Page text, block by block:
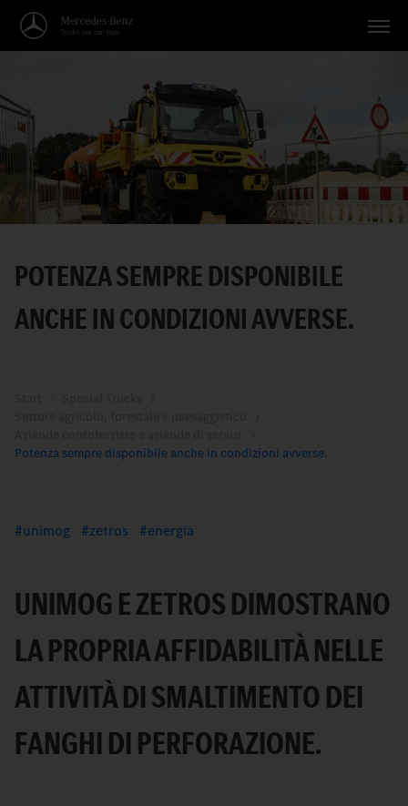
Applicazioni
Temi
Servizio
Italiano
POTENZA SEMPRE DISPONIBILE
ANCHE IN CONDIZIONI AVVERSE.
Potenza sempre disponibile anche in condizioni avverse.
unimog zetros energia
UNIMOG E ZETROS DIMOSTRANO
LA PROPRIA AFFIDABILITÀ NELLE
ATTIVITÀ DI SMALTIMENTO DEI
FANGHI DI PERFORAZIONE.